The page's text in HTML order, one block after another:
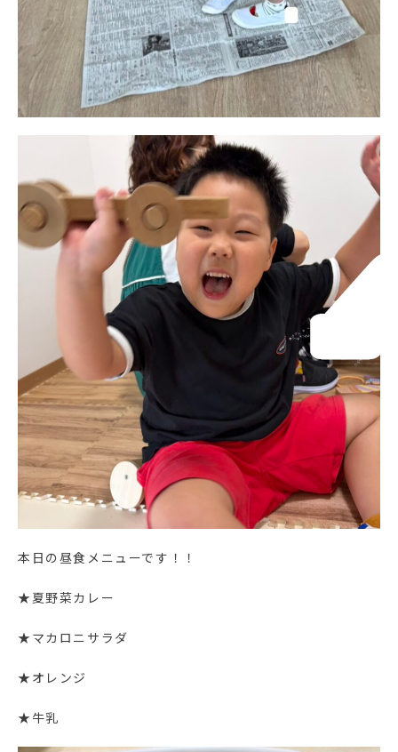
本日の昼食メニューです！！
★夏野菜カレー
★マカロニサラダ
★オレンジ
★牛乳